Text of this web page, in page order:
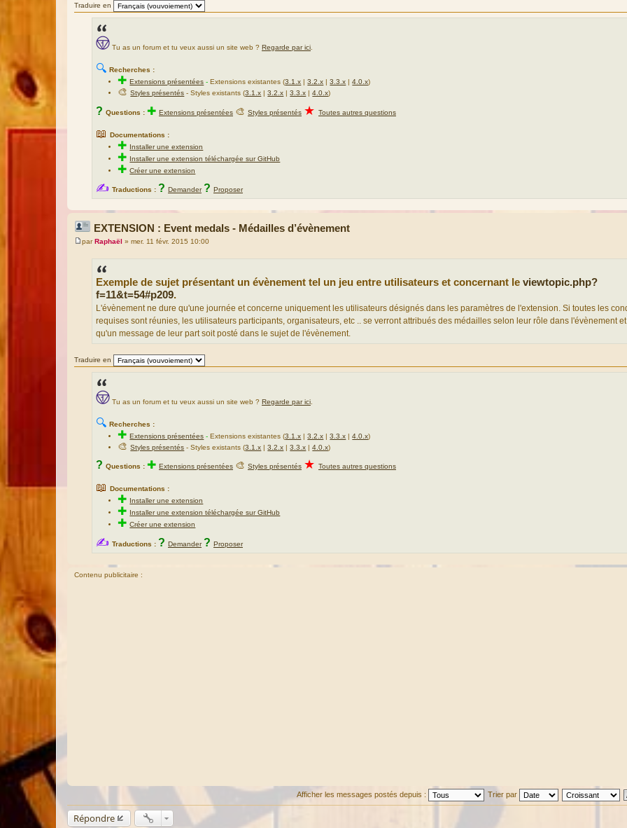
Traduire en
Tu as un forum et tu veux aussi un site web ? Regarde par ici
🔍 Recherches :
✚Extensions présentées -Extensions existantes (3.1.x |3.2.x |3.3.x |4.0.x)
🎨Styles présentés - Styles existants (3.1.x |3.2.x |3.3.x |4.0.x)
? Questions : ✚ Extensions présentées 🎨 Styles présentés ★ Toutes autres questions
📖 Documentations :
✚ Installer une extension
✚ Installer une extension téléchargée sur GitHub
✚Créer une extension
✍ Traductions : ? Demander ? Proposer
EXTENSION : Event medals - Médailles d’évènement
par Raphaël » mer. 11 févr. 2015 10:00
Exemple de sujet présentant un évènement tel un jeu entre utilisateurs et concernant le viewtopic.php?
f=11&t=54#p209.
L'évènement ne dure qu'une journée et concerne uniquement les utilisateurs désignés dans les paramètres de l'extension. Si toutes les
requises sont réunies, les utilisateurs participants, organisateurs, etc .. se verront attribués des médailles selon leur rôle dans l'évènement
qu'un message de leur part soit posté dans le sujet de l'évènement.
Traduire en
Tu as un forum et tu veux aussi un site web ? Regarde par ici
🔍 Recherches :
✚Extensions présentées -Extensions existantes (3.1.x |3.2.x |3.3.x |4.0.x)
🎨Styles présentés - Styles existants (3.1.x |3.2.x |3.3.x |4.0.x)
? Questions : ✚ Extensions présentées 🎨 Styles présentés ★ Toutes autres questions
📖 Documentations :
✚ Installer une extension
✚ Installer une extension téléchargée sur GitHub
✚Créer une extension
✍ Traductions : ? Demander ? Proposer
Contenu publicitaire :
Afficher les messages postés depuis : Trier par
Répondre